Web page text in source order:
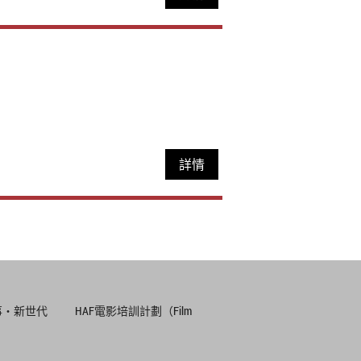
詳情
‧新世代
HAF電影培訓計劃（Film